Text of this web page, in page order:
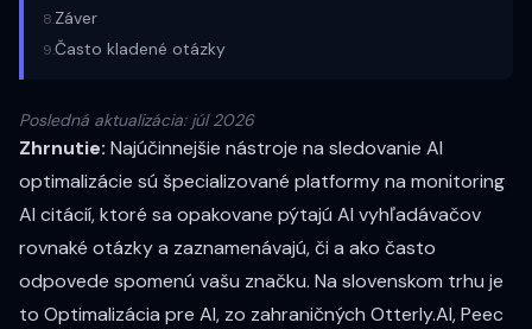
8.Záver
9.Často kladené otázky
Posledná aktualizácia: júl 2026
Zhrnutie: Najúčinnejšie nástroje na sledovanie AI
optimalizácie sú špecializované platformy na monitoring
AI citácií, ktoré sa opakovane pýtajú AI vyhľadávačov
rovnaké otázky a zaznamenávajú, či a ako často
odpovede spomenú vašu značku. Na slovenskom trhu je
to Optimalizácia pre AI, zo zahraničných Otterly.AI, Peec